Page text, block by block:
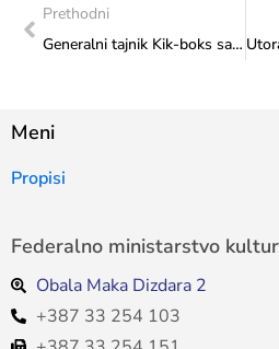
Prethodni
Generalni tajnik Kik-boks saveza BiH Salko Zildžić u posjetu Ministarstvu
Meni
Propisi
Federalno ministarstvo
Obala Maka Dizdara 2
+387 33 254 103